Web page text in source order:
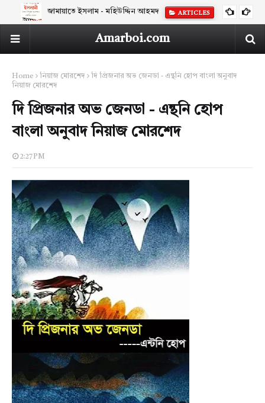
জামায়াতে ইসলাম - মহিউদ্দিন আহমদ ARTICLES
Amarboi.com
Home নিয়াজ মোরশেদ
দি প্রিজনার অভ জেনডা - এন্থনি হোপ বাংলা অনুবাদ
নিয়াজ মোরশেদ
দি প্রিজনার অভ জেনডা - এন্থনি হোপ
বাংলা অনুবাদ নিয়াজ মোরশেদ
2:27 PM